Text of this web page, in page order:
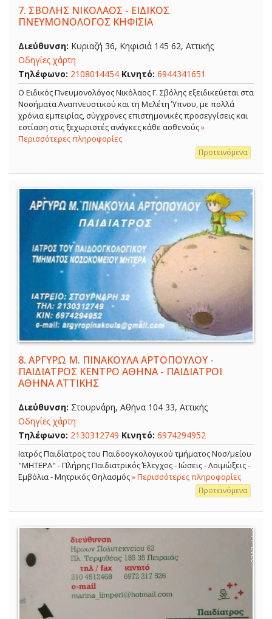
7. ΣΒΟΛΗΣ ΝΙΚΟΛΑΟΣ - ΕΙΔΙΚΟΣ
ΠΝΕΥΜΟΝΟΛΟΓΟΣ ΚΗΦΙΣΙΑ
Διεύθυνση: Κυριαζή 36, Κηφισιά 145 62, Αττικής
Οδηγίες χάρτη
Τηλέφωνο: 2108014454 Κινητό: 6944341651
O Ειδικός Πνευμονολόγος Νικόλαος Γ. Σβόλης εξειδικεύεται στα
Νοσήματα Αναπνευστικού και τη Μελέτη Ύπνου, με πολλά
χρόνια εμπειρίας, σύγχρονες επιστημονικές προσεγγίσεις και
εστίαση στις ξεχωριστές ανάγκες κάθε ασθενούς»
Περισσότερες πληροφορίες
Προτεινόμενα
8. ΑΡΓΥΡΩ Μ. ΠΙΝΑΚΟΥΛΑ ΑΡΤΟΠΟΥΛΟΥ -
ΠΑΙΔΙΑΤΡΟΣ ΚΕΝΤΡΟ ΑΘΗΝΑ - ΠΑΙΔΙΑΤΡΟΙ
ΑΘΗΝΑ ΑΤΤΙΚΗΣ
Διεύθυνση: Στουρνάρη, Αθήνα 104 33, Αττικής
Οδηγίες χάρτη
Τηλέφωνο: 2130312749 Κινητό: 6974294952
Ιατρός Παιδίατρος του Παιδοογκολογικού τμήματος Νοσ/μείου
"ΜΗΤΕΡΑ" - Πλήρης Παιδιατρικός Έλεγχος - Ιώσεις - Λοιμώξεις -
Εμβόλια - Μητρικός Θηλασμός» Περισσότερες πληροφορίες
Προτεινόμενα